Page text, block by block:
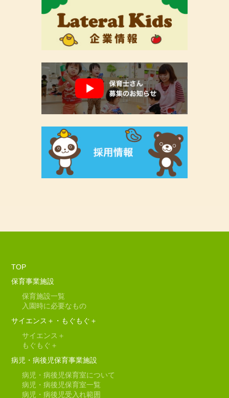
TOP
保育事業施設
保育施設一覧
入園時に必要なもの
サイエンス＋・もぐもぐ＋
サイエンス＋
もぐもぐ＋
病児・病後児保育事業施設
病児・病後児保育室について
病児・病後児保育室一覧
病児・病後児受入れ範囲